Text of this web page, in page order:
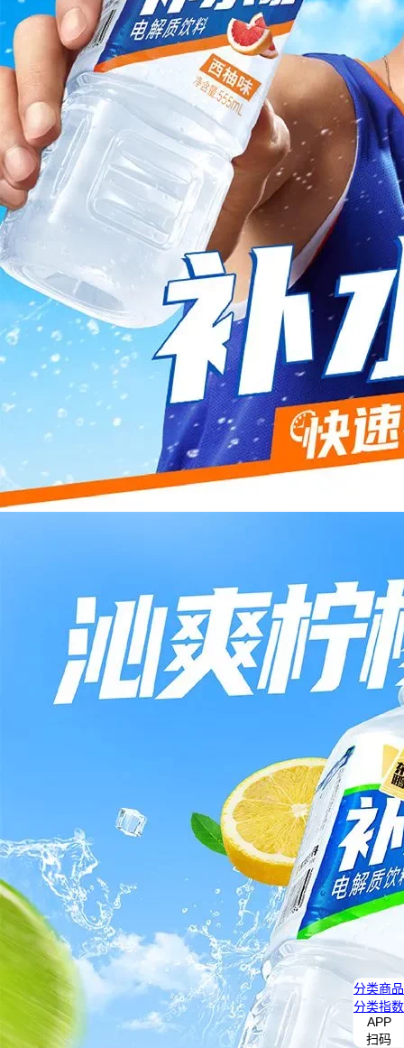
分类商品
分类指数
APP
扫码